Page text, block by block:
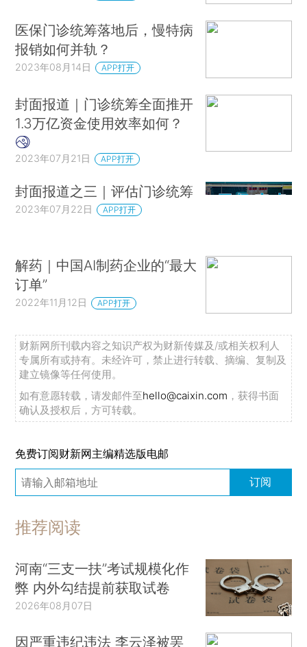
医保门诊统筹落地后，慢特病
报销如何并轨？
2023年08月14日 APP打开
封面报道｜门诊统筹全面推开
1.3万亿资金使用效率如何？
2023年07月21日 APP打开
封面报道之三｜评估门诊统筹
2023年07月22日 APP打开
解药｜中国AI制药企业的“最大
订单”
2022年11月12日 APP打开
财新网所刊载内容之知识产权为财新传媒及/或相关权利人
专属所有或持有。未经许可，禁止进行转载、摘编、复制及
建立镜像等任何使用。
如有意愿转载，请发邮件至hello@caixin.com ，获得书面
确认及授权后，方可转载。
免费订阅财新网主编精选版电邮
订阅
推荐阅读
河南“三支一扶”考试规模化作
弊 内外勾结提前获取试卷
2026年08月07日
因严重违纪违法 李云泽被罢